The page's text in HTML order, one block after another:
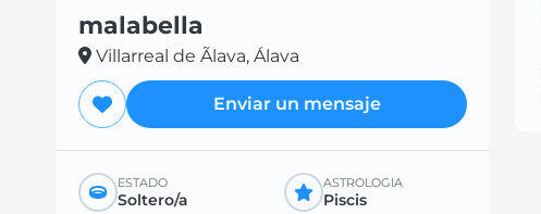
malabella
Villarreal de Ãlava, Álava
Enviar un mensaje
ESTADO
Soltero/a
ASTROLOGÍA
Piscis